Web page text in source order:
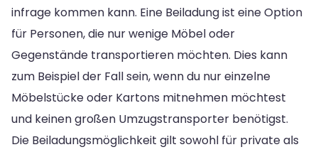
infrage kommen kann. Eine Beiladung ist eine Option
für Personen, die nur wenige Möbel oder
Gegenstände transportieren möchten. Dies kann
zum Beispiel der Fall sein, wenn du nur einzelne
Möbelstücke oder Kartons mitnehmen möchtest
und keinen großen Umzugstransporter benötigst.
Die Beiladungsmöglichkeit gilt sowohl für private als